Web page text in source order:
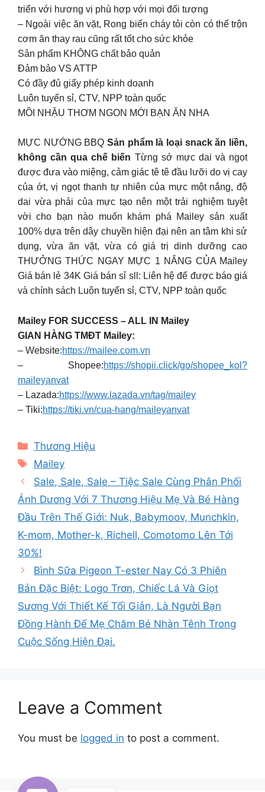
triển với hương vị phù hợp với mọi đối tượng
– Ngoài việc ăn vặt, Rong biển cháy tỏi còn có thể trộn
cơm ăn thay rau cũng rất tốt cho sức khỏe
Sản phẩm KHÔNG chất bảo quản
Đảm bảo VS ATTP
Có đầy đủ giấy phép kinh doanh
Luôn tuyển sỉ, CTV, NPP toàn quốc
MỒI NHẬU THƠM NGON MỚI BẠN ĂN NHA
MỰC NƯỚNG BBQ Sản phẩm là loại snack ăn liền,
không cần qua chế biến Từng sớ mực dai và ngọt
được đưa vào miệng, cảm giác tê tê đầu lưỡi do vị cay
của ớt, vị ngọt thanh tự nhiên của mực một nắng, độ
dai vừa phải của mực tạo nên một trải nghiệm tuyệt
vời cho bạn nào muốn khám phá Mailey sản xuất
100% dựa trên dây chuyền hiện đại nên an tâm khi sử
dụng, vừa ăn vặt, vừa có giá trị dinh dưỡng cao
THƯỞNG THỨC NGAY MỰC 1 NẮNG CỦA Mailey
Giá bán lẻ 34K Giá bán sỉ sll: Liên hệ để được báo giá
và chính sách Luôn tuyển sỉ, CTV, NPP toàn quốc
Mailey FOR SUCCESS – ALL IN Mailey
GIAN HÀNG TMĐT Mailey:
– Website:https://mailee.com.vn
– Shopee:https://shopii.click/go/shopee_kol?
maileyanvat
– Lazada:https://www.lazada.vn/tag/mailey
– Tiki:https://tiki.vn/cua-hang/maileyanvat
Categories
Thương Hiệu
Tags
Mailey
Sale, Sale, Sale – Tiệc Sale Cùng Phân Phối
Ánh Dương Với 7 Thương Hiệu Mẹ Và Bé Hàng
Đầu Trên Thế Giới: Nuk, Babymoov, Munchkin,
K-mom, Mother-k, Richell, Comotomo Lên Tới
30%!
Bình Sữa Pigeon T-ester Nay Có 3 Phiên
Bản Đặc Biệt: Logo Trơn, Chiếc Lá Và Giọt
Sương Với Thiết Kế Tối Giản, Là Người Bạn
Đồng Hành Để Mẹ Chăm Bé Nhàn Tênh Trong
Cuộc Sống Hiện Đại.
Leave a Comment
You must be logged in to post a comment.